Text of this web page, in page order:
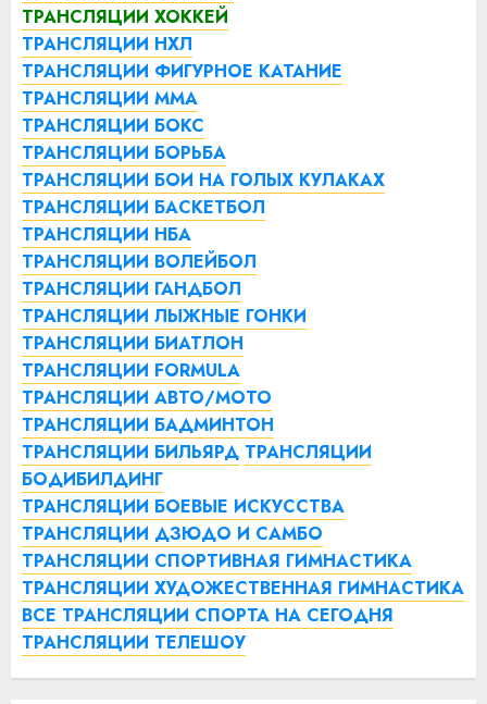
ТРАНСЛЯЦИИ ХОККЕЙ
ТРАНСЛЯЦИИ НХЛ
ТРАНСЛЯЦИИ ФИГУРНОЕ КАТАНИЕ
ТРАНСЛЯЦИИ ММА
ТРАНСЛЯЦИИ БОКС
ТРАНСЛЯЦИИ БОРЬБА
ТРАНСЛЯЦИИ БОИ НА ГОЛЫХ КУЛАКАХ
ТРАНСЛЯЦИИ БАСКЕТБОЛ
ТРАНСЛЯЦИИ НБА
ТРАНСЛЯЦИИ ВОЛЕЙБОЛ
ТРАНСЛЯЦИИ ГАНДБОЛ
ТРАНСЛЯЦИИ ЛЫЖНЫЕ ГОНКИ
ТРАНСЛЯЦИИ БИАТЛОН
ТРАНСЛЯЦИИ FORMULA
ТРАНСЛЯЦИИ АВТО/МОТО
ТРАНСЛЯЦИИ БАДМИНТОН
ТРАНСЛЯЦИИ БИЛЬЯРД ТРАНСЛЯЦИИ
БОДИБИЛДИНГ
ТРАНСЛЯЦИИ БОЕВЫЕ ИСКУССТВА
ТРАНСЛЯЦИИ ДЗЮДО И САМБО
ТРАНСЛЯЦИИ СПОРТИВНАЯ ГИМНАСТИКА
ТРАНСЛЯЦИИ ХУДОЖЕСТВЕННАЯ ГИМНАСТИКА
ВСЕ ТРАНСЛЯЦИИ СПОРТА НА СЕГОДНЯ
ТРАНСЛЯЦИИ ТЕЛЕШОУ